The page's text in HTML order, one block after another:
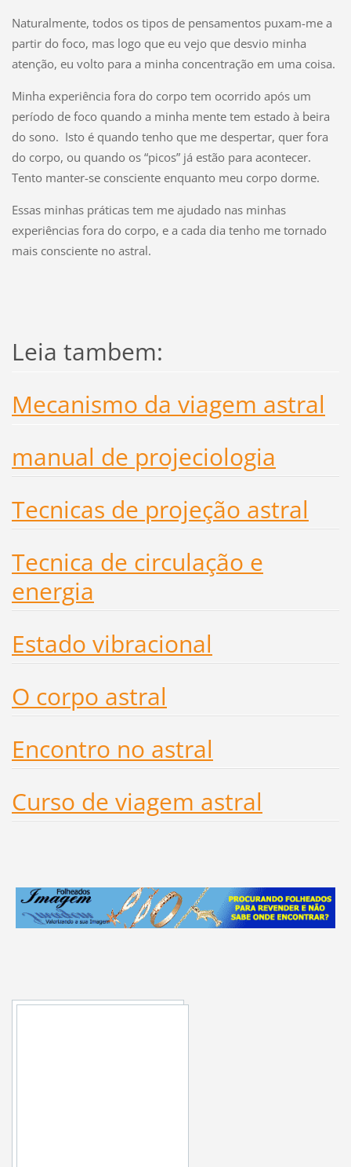
Naturalmente, todos os tipos de pensamentos puxam-me a
partir do foco, mas logo que eu vejo que desvio minha
atenção, eu volto para a minha concentração em uma coisa.
Minha experiência fora do corpo tem ocorrido após um
período de foco quando a minha mente tem estado à beira
do sono. Isto é quando tenho que me despertar, quer fora
do corpo, ou quando os “picos” já estão para acontecer.
Tento manter-se consciente enquanto meu corpo dorme.
Essas minhas práticas tem me ajudado nas minhas
experiências fora do corpo, e a cada dia tenho me tornado
mais consciente no astral.
Leia tambem:
Mecanismo da viagem astral
manual de projeciologia
Tecnicas de projeção astral
Tecnica de circulação e
energia
Estado vibracional
O corpo astral
Encontro no astral
Curso de viagem astral